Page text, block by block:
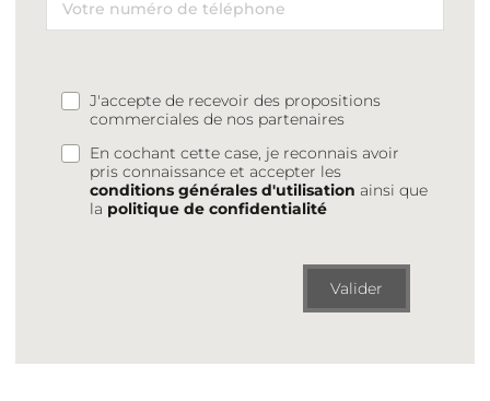
J'accepte de recevoir des propositions
commerciales de nos partenaires
En cochant cette case, je reconnais avoir
pris connaissance et accepter les
conditions générales d'utilisation ainsi que
la politique de confidentialité
Valider